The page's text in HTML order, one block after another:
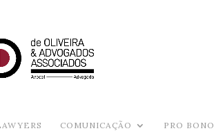
COMUNICAÇÃO PRO BONO